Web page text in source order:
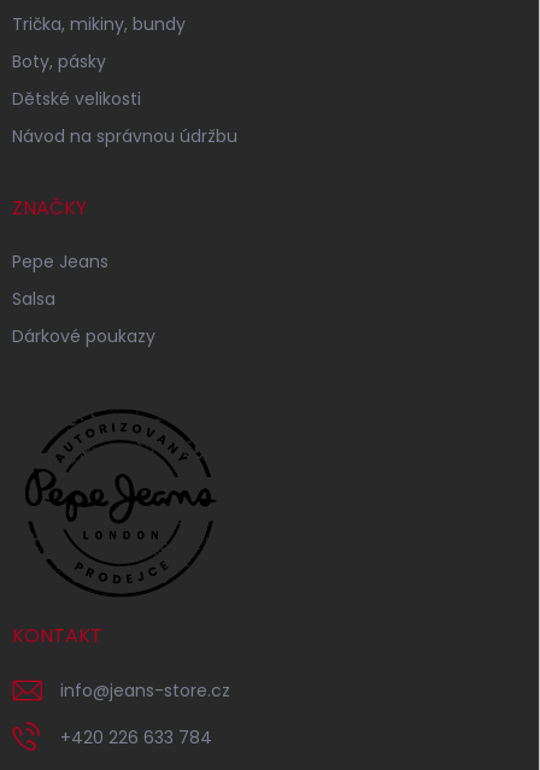
Trička, mikiny, bundy
Boty, pásky
Dětské velikosti
Návod na správnou údržbu
ZNAČKY
Pepe Jeans
Salsa
Dárkové poukazy
KONTAKT
info@jeans-store.cz
+420 226 633 784